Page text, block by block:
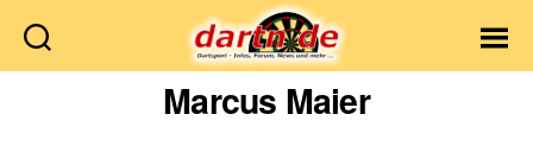
Dartn.de
Marcus Maier